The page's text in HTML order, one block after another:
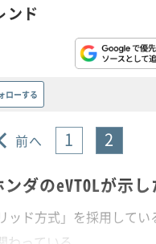
ンド
ローする
前へ 1
2
ダのeVTOLが示
ド方式」を採用してい